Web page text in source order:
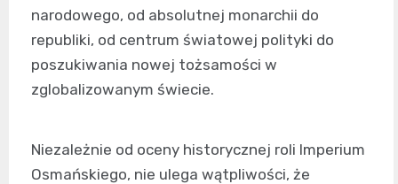
narodowego, od absolutnej monarchii do
republiki, od centrum światowej polityki do
poszukiwania nowej tożsamości w
zglobalizowanym świecie.
Niezależnie od oceny historycznej roli Imperium
Osmańskiego, nie ulega wątpliwości, że